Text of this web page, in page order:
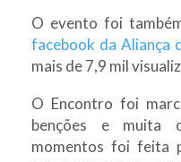
O evento foi
facebook da Aliança
mais de 7,9 mil
O Encontro foi
benções e muita
momentos foi feita